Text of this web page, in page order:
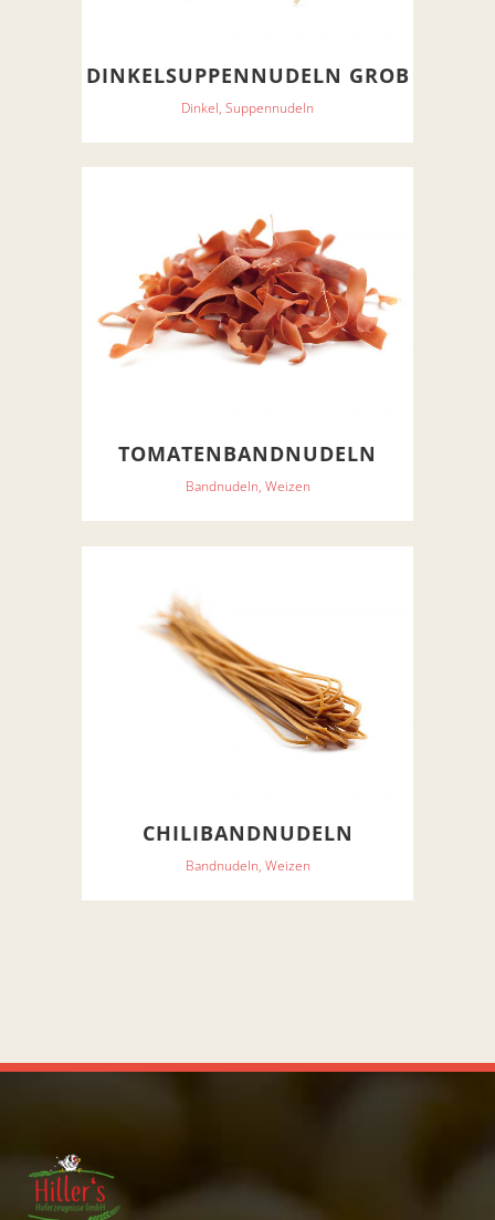
DINKELSUPPENNUDELN GROB
Dinkel, Suppennudeln
TOMATENBANDNUDELN
Bandnudeln, Weizen
CHILIBANDNUDELN
Bandnudeln, Weizen